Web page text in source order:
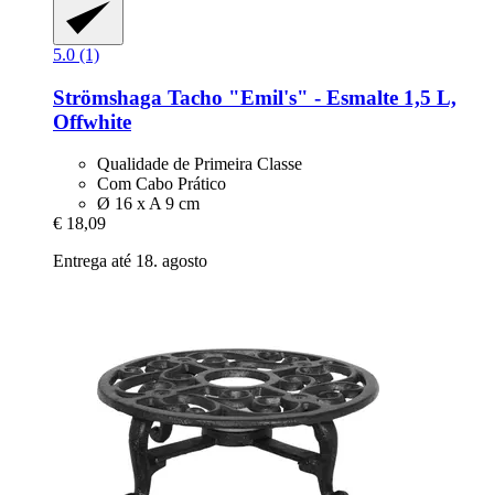
5.0 (1)
Strömshaga Tacho "Emil's" -​ Esmalte 1,5 L,
Offwhite
Qualidade de Primeira Classe
Com Cabo Prático
Ø 16 x A 9 cm
€ 18,09
Entrega até 18. agosto